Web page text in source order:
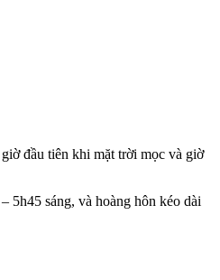
đầu tiên khi mặt trời mọc và giờ
5h45 sáng, và hoàng hôn kéo dài